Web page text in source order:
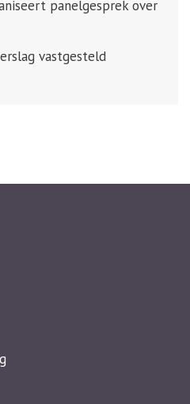
panelgesprek over
vastgesteld